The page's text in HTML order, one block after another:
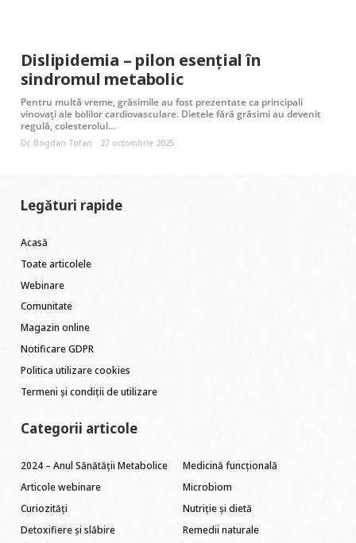
Dislipidemia – pilon esențial în
sindromul metabolic
Pentru multă vreme, grăsimile au fost prezentate ca principali
vinovați ale bolilor cardiovasculare. Dietele fără grăsimi au devenit
regulă, colesterolul…
Dr. Bogdan Tofan 27 octombrie 2025
Legături rapide
Acasă
Toate articolele
Webinare
Comunitate
Magazin online
Notificare GDPR
Politica utilizare cookies
Termeni și condiții de utilizare
Categorii articole
2024 – Anul Sănătății Metabolice
Articole webinare
Curiozități
Detoxifiere și slăbire
Medicină funcțională
Microbiom
Nutriție și dietă
Remedii naturale